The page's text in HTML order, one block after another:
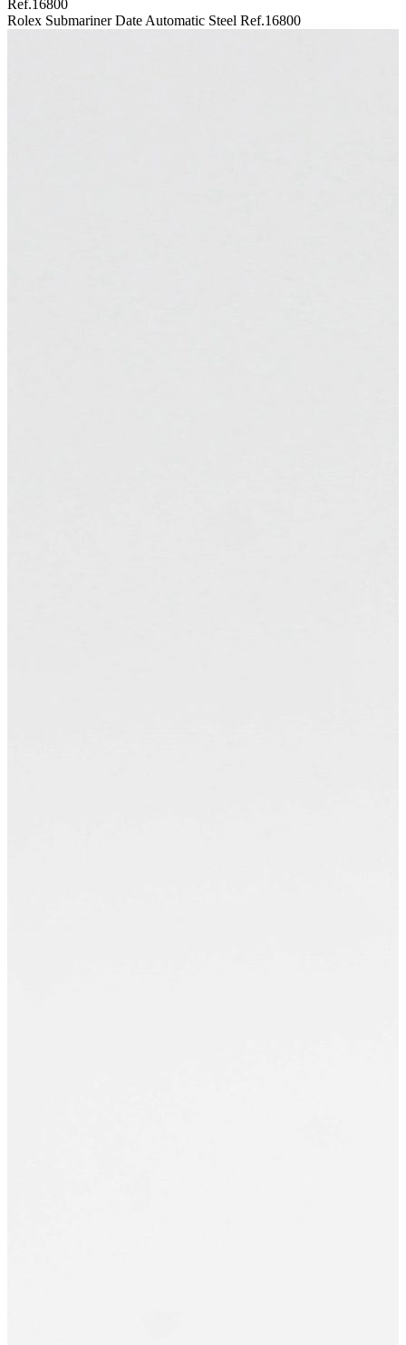
Ref.16800
Rolex Submariner Date Automatic Steel Ref.16800